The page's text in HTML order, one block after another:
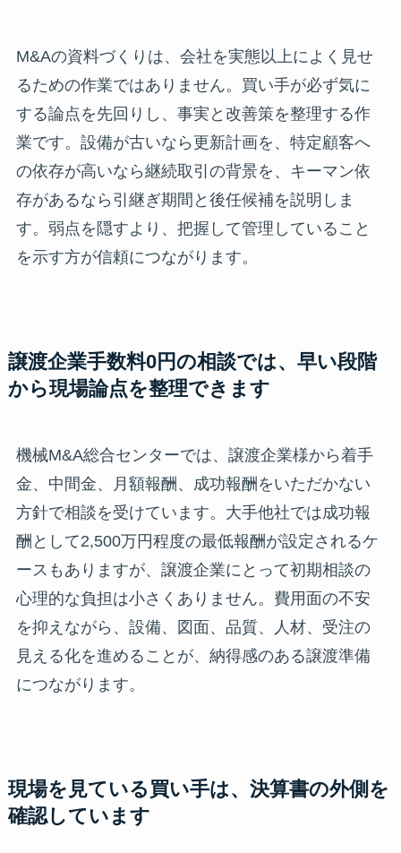
M&Aの資料づくりは、会社を実態以上によく見せ
るための作業ではありません。買い手が必ず気に
する論点を先回りし、事実と改善策を整理する作
業です。設備が古いなら更新計画を、特定顧客へ
の依存が高いなら継続取引の背景を、キーマン依
存があるなら引継ぎ期間と後任候補を説明しま
す。弱点を隠すより、把握して管理していること
を示す方が信頼につながります。
譲渡企業手数料0円の相談では、早い段階
から現場論点を整理できます
機械M&A総合センターでは、譲渡企業様から着手
金、中間金、月額報酬、成功報酬をいただかない
方針で相談を受けています。大手他社では成功報
酬として2,500万円程度の最低報酬が設定されるケ
ースもありますが、譲渡企業にとって初期相談の
心理的な負担は小さくありません。費用面の不安
を抑えながら、設備、図面、品質、人材、受注の
見える化を進めることが、納得感のある譲渡準備
につながります。
現場を見ている買い手は、決算書の外側を
確認しています